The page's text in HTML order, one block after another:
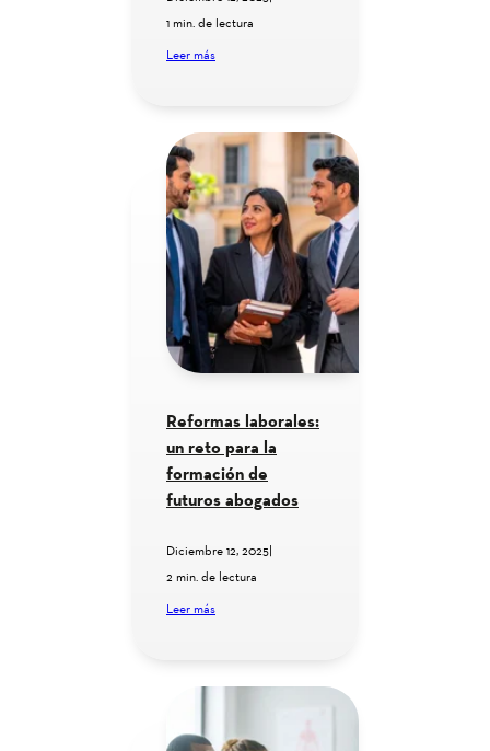
1 min. de lectura
Leer más
Reformas laborales:
un reto para la
formación de
futuros abogados
Diciembre 12, 2025
2 min. de lectura
Leer más